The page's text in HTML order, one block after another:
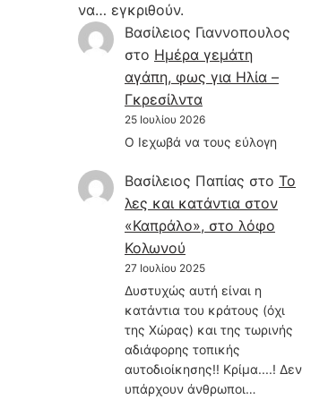
να… εγκριθούν.
Βασίλειος Γιαννοπουλος
στο Hμέρα γεμάτη
αγάπη, φως για Ηλία –
Γκρεσίλντα
25 Ιουλίου 2026
Ο Ιεχωβά να τους εύλογη
Βασίλειος Παπίας στο Το
λες και κατάντια στον
«Καπράλο», στο λόφο
Κολωνού
27 Ιουλίου 2025
Δυστυχώς αυτή είναι η
κατάντια του κράτους (όχι
της Χώρας) και της τωρινής
αδιάφορης τοπικής
αυτοδιοίκησης!! Κρίμα....! Δεν
υπάρχουν άνθρωποι…